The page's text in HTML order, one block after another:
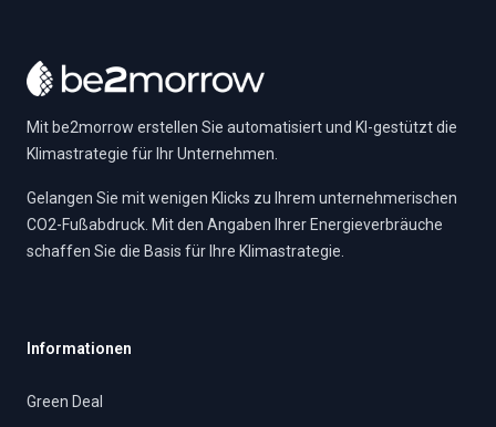
Mit be2morrow erstellen Sie automatisiert und KI-gestützt die
Klimastrategie für Ihr Unternehmen.
Gelangen Sie mit wenigen Klicks zu Ihrem unternehmerischen
CO2-Fußabdruck. Mit den Angaben Ihrer Energieverbräuche
schaffen Sie die Basis für Ihre Klimastrategie.
Informationen
Green Deal